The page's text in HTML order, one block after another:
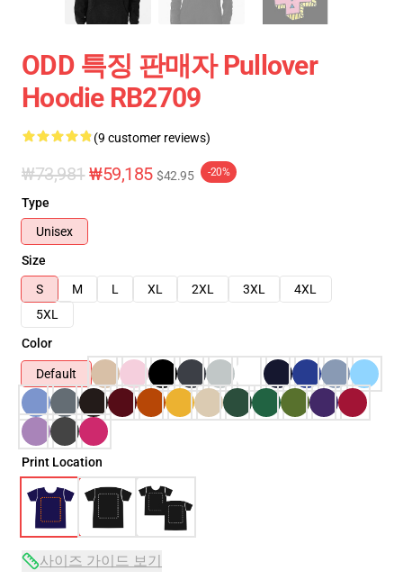
ODD 특징 판매자 Pullover
Hoodie RB2709
(9 customer reviews)
₩73,981 ₩59,185 $42.95 -20%
Type
Unisex
Size
S
M L XL 2XL 3XL
4XL
5XL
Color
Default
Print Location
사이즈 가이드 보기